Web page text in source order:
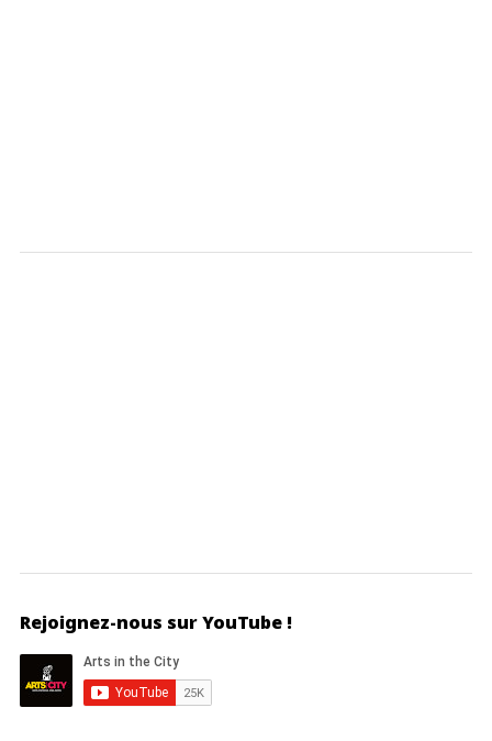
Rejoignez-nous sur YouTube !